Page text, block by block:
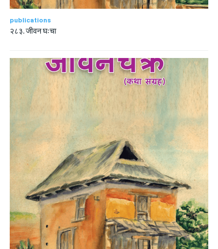
publications
२८३. जीवन घःचा